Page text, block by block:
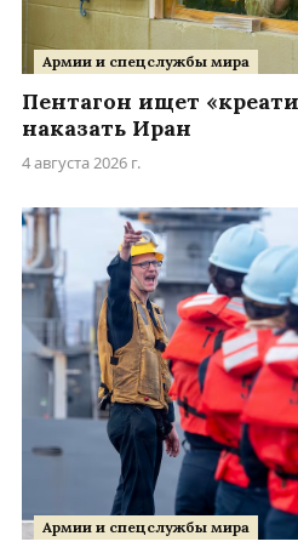
Армии и спецслужбы мира
Пентагон ищет
наказать Иран
4 августа 2026 г.
Армии и спецслужбы мира